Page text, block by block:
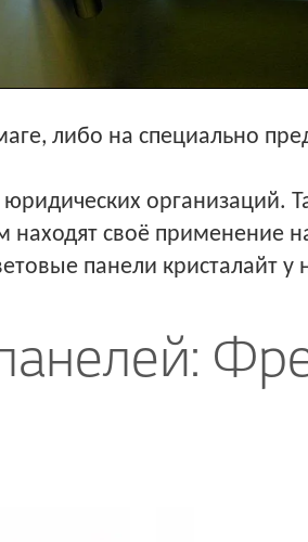
либо на специально
организаций.
своё применение
панели кристалайт у